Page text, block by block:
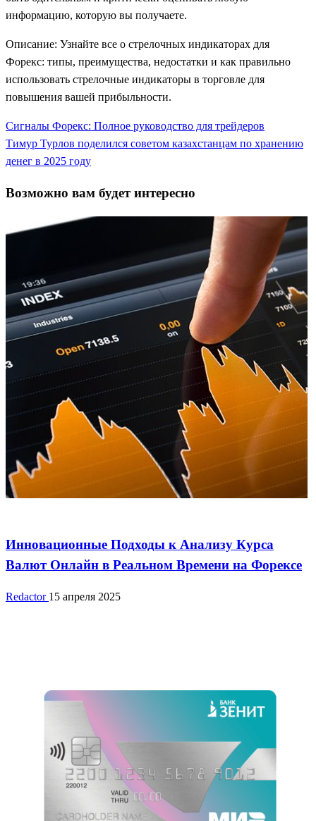
информацию, которую вы получаете.
Описание: Узнайте все о стрелочных индикаторах для
Форекс: типы, преимущества, недостатки и как правильно
использовать стрелочные индикаторы в торговле для
повышения вашей прибыльности.
Навигация
по
Previous
Post
Сигналы Форекс: Полное руководство для трейдеров
Next
Post
Тимур Турлов поделился советом казахстанцам по хранению
денег в 2025 году
Возможно вам будет интересно
Инновационные Подходы к Анализу Курса
Валют Онлайн в Реальном Времени на Форексе
Redactor 15 апреля 2025